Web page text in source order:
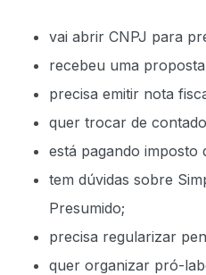
vai abrir CNPJ para
recebeu uma
precisa emitir nota
quer trocar de
está pagando imposto
tem dúvidas sobre
Presumido;
precisa regularizar
quer organizar pró-